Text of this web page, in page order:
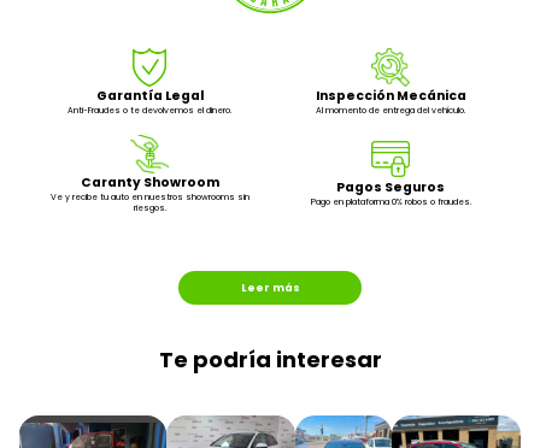
Garantía Legal
Anti-Fraudes o te devolvemos el dinero.
Inspección Mecánica
Al momento de entrega del vehículo.
Caranty Showroom
Ve y recibe tu auto en nuestros showrooms sin
riesgos.
Pagos Seguros
Pago en plataforma 0% robos o fraudes.
Leer más
Te podría interesar